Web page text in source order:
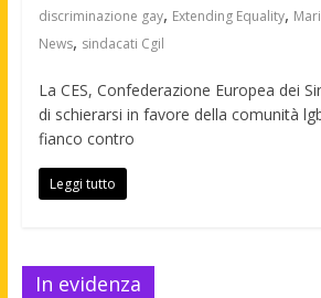
discriminazione gay, Extending Equality,
News, sindacati Cgil
La CES, Confederazione Europea dei
di schierarsi in favore della comunità
fianco contro
Leggi tutto
In evidenza